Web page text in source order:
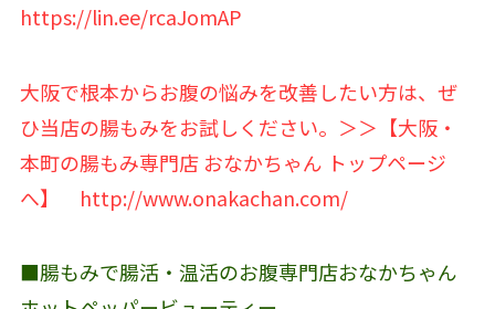
https://lin.ee/rcaJomAP
大阪で根本からお腹の悩みを改善したい方は、ぜ
ひ当店の腸もみをお試しください。＞＞【大阪・
本町の腸もみ専門店 おなかちゃん トップページ
へ】
http://www.onakachan.com/
■腸もみで腸活・温活のお腹専門店おなかちゃん